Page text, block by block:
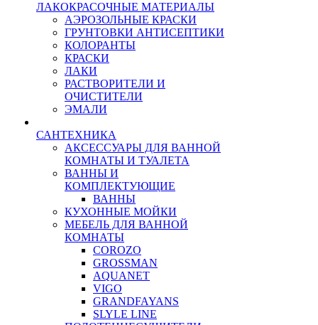
ЛАКОКРАСОЧНЫЕ МАТЕРИАЛЫ
АЭРОЗОЛЬНЫЕ КРАСКИ
ГРУНТОВКИ АНТИСЕПТИКИ
КОЛОРАНТЫ
КРАСКИ
ЛАКИ
РАСТВОРИТЕЛИ И
ОЧИСТИТЕЛИ
ЭМАЛИ
САНТЕХНИКА
АКСЕССУАРЫ ДЛЯ ВАННОЙ
КОМНАТЫ И ТУАЛЕТА
ВАННЫ И
КОМПЛЕКТУЮЩИЕ
ВАННЫ
КУХОННЫЕ МОЙКИ
МЕБЕЛЬ ДЛЯ ВАННОЙ
КОМНАТЫ
COROZO
GROSSMAN
AQUANET
VIGO
GRANDFAYANS
SLYLE LINE